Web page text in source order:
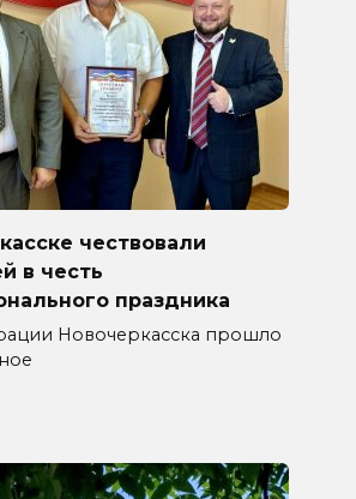
чествовали
в честь
праздника
Новочеркасска прошло